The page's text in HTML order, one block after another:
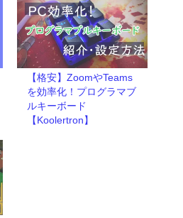
【格安】ZoomやTeams
を効率化！プログラマブ
ルキーボード
【Koolertron】